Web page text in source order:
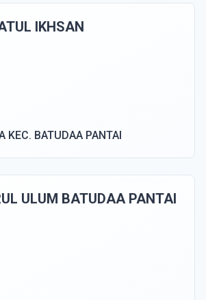
IKHSAN
KEC. BATUDAA PANTAI
ULUM BATUDAA PANTAI